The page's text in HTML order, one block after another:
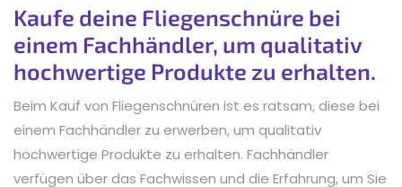
Kaufe deine Fliegenschnüre bei
einem Fachhändler, um qualitativ
hochwertige Produkte zu erhalten.
Beim Kauf von Fliegenschnüren ist es ratsam, diese bei
einem Fachhändler zu erwerben, um qualitativ
hochwertige Produkte zu erhalten. Fachhändler
verfügen über das Fachwissen und die Erfahrung, um Sie